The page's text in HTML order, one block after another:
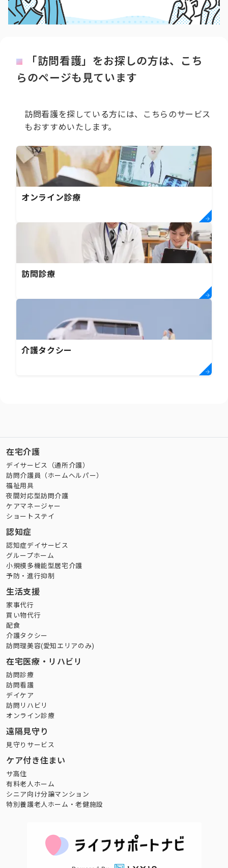
「訪問看護」をお探しの方は、こち
らのページも見ています
訪問看護を探している方には、こちらのサービス
もおすすめいたします。
オンライン診療
訪問診療
介護タクシー
在宅介護
デイサービス（通所介護）
訪問介護員（ホームヘルパー）
福祉用具
夜間対応型訪問介護
ケアマネージャー
ショートステイ
認知症
認知症デイサービス
グループホーム
小規模多機能型居宅介護
予防・進行抑制
生活支援
家事代行
買い物代行
配食
介護タクシー
訪問理美容(愛知エリアのみ)
在宅医療・リハビリ
訪問診療
訪問看護
デイケア
訪問リハビリ
オンライン診療
遠隔見守り
見守りサービス
ケア付き住まい
サ高住
有料老人ホーム
シニア向け分譲マンション
特別養護老人ホーム・老健施設